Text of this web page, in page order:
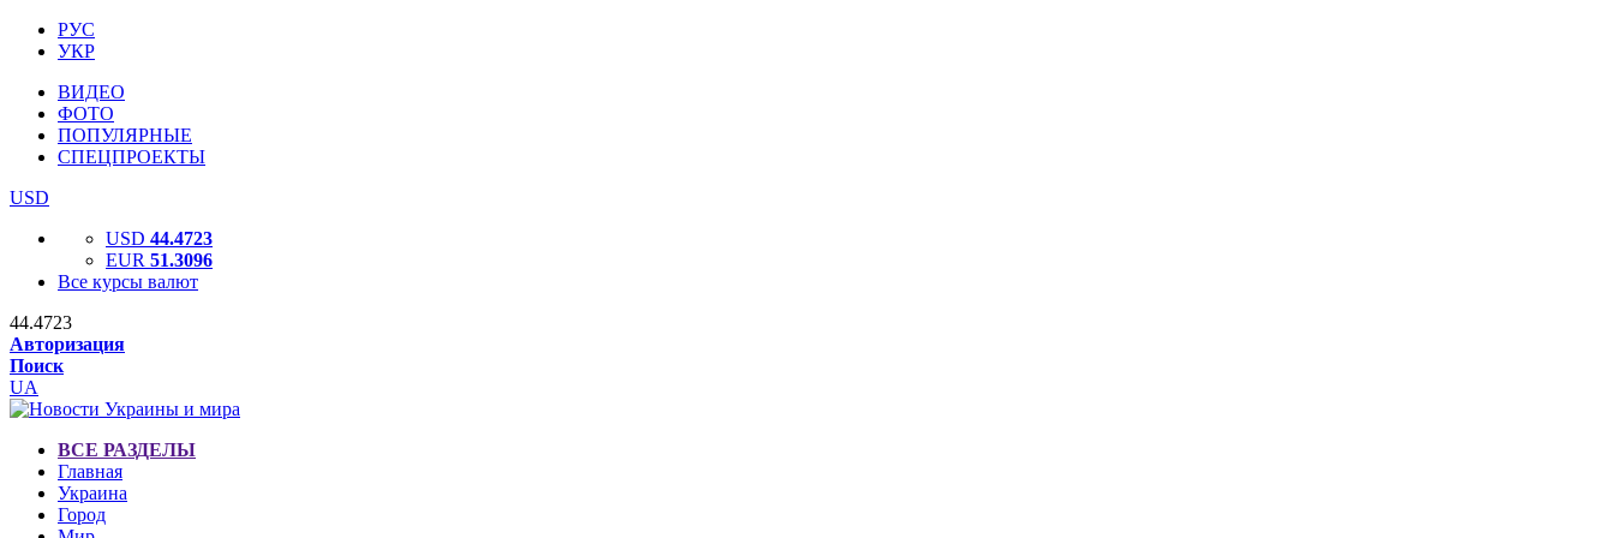
РУС
УКР
ВИДЕО
ФОТО
ПОПУЛЯРНЫЕ
СПЕЦПРОЕКТЫ
USD
USD 44.4723
EUR 51.3096
Все курсы валют
44.4723
Авторизация
Поиск
UA
ВСЕ РАЗДЕЛЫ
Главная
Украина
Город